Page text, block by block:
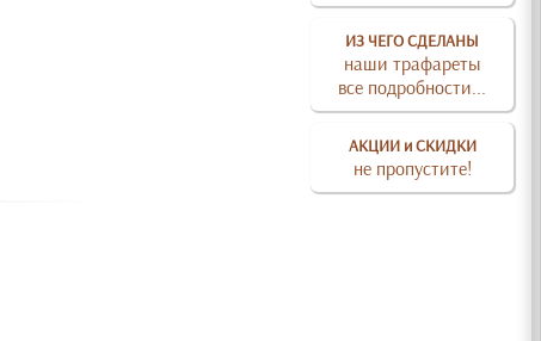
ИЗ ЧЕГО СДЕЛАНЫ
наши трафареты
все подробности...
АКЦИИ и СКИДКИ
не пропустите!